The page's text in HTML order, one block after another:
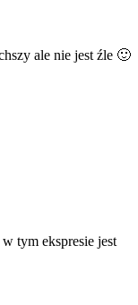
ale nie jest źle 🙂
tym ekspresie jest